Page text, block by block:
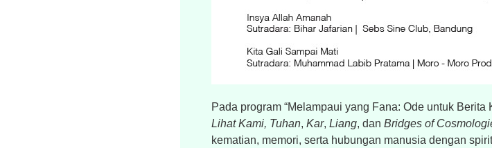
Pada program “Melampaui yang Fana: Ode untuk Berita
Lihat Kami, Tuhan, Kar, Liang, dan Bridges of
kematian, memori, serta hubungan manusia dengan